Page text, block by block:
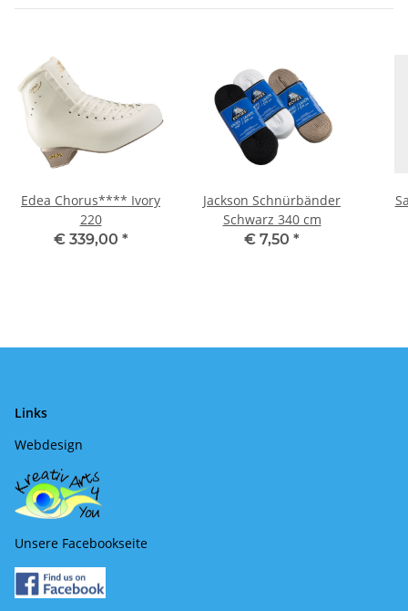
Edea Chorus**** Ivory
220
€ 339,00 *
Jackson Schnürbänder
Schwarz 340 cm
€ 7,50 *
Links
Webdesign
Unsere Facebookseite